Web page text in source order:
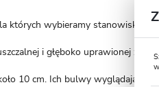
których wybieramy stanowisko
i głęboko uprawionej z
10 cm. Ich bulwy wyglądają jak